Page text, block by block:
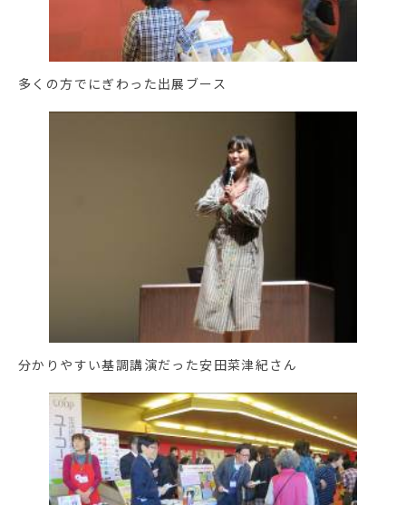
多くの方でにぎわった出展ブース
分かりやすい基調講演だった安田菜津紀さん